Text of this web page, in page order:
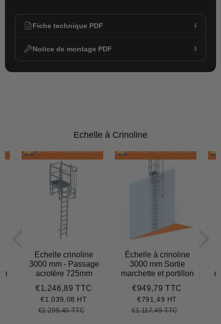
Fiche technique PDF
Notice de montage PDF
Echelle à Crinoline
EXPÉDITION SOUS 48H
Echelle crinoline
3000 mm - Passage
acrotère 725mm
Prix
réduit
€1.246,89 TTC
€1.039,08 HT
Prix
€1.299,40 TTC€1.299,40
EXPÉDITION SOUS 48H
Échelle à crinoline
3000 mm Sortie
marchette et portillon
Prix
réduit
€949,79 TTC
€791,49 HT
Prix
€1.117,49 TTC€1.117,49